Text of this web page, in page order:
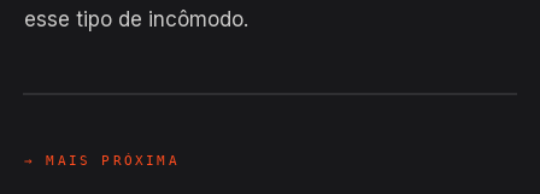
esse tipo de incômodo.
Hiroshiro · Rua Gustavo Fittipaldi,
→ MAIS PRÓXIMA